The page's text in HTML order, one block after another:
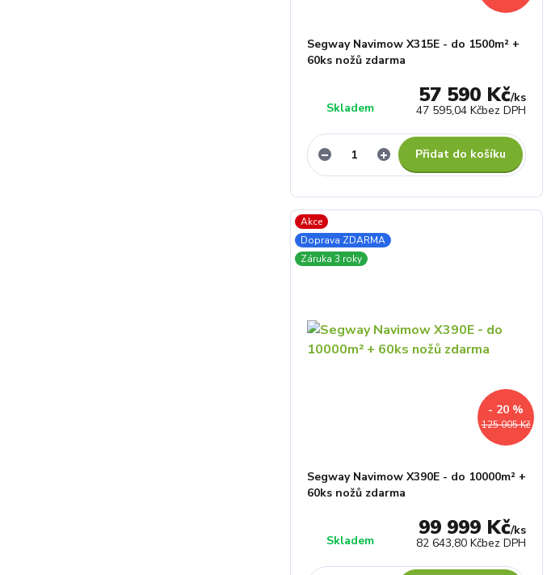
Segway Navimow X315E - do 1500m² +
60ks nožů zdarma
57 590 Kč/ks
47 595,04 Kčbez DPH
Skladem
Přidat do košíku
Akce
Doprava ZDARMA
Záruka 3 roky
125 005 Kč
- 20 %
Segway Navimow X390E - do 10000m² +
60ks nožů zdarma
99 999 Kč/ks
82 643,80 Kčbez DPH
Skladem